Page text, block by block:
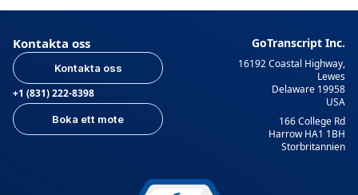
Kontakta oss
Kontakta oss
+1 (831) 222-8398
Boka ett mote
GoTranscript Inc.
16192 Coastal Highway,
Lewes
Delaware 19958
USA
166 College Rd
Harrow HA1 1BH
Storbritannien